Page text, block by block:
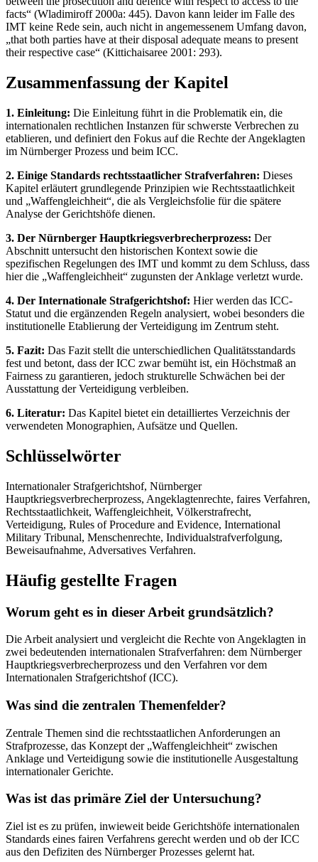
facts“ (Wladimiroff 2000a: 445). Davon kann leider im Falle des
IMT keine Rede sein, auch nicht in angemessenem Umfang davon,
„that both parties have at their disposal adequate means to present
their respective case“ (Kittichaisaree 2001: 293).
Zusammenfassung der Kapitel
1. Einleitung: Die Einleitung führt in die Problematik ein, die
internationalen rechtlichen Instanzen für schwerste Verbrechen zu
etablieren, und definiert den Fokus auf die Rechte der Angeklagten
im Nürnberger Prozess und beim ICC.
2. Einige Standards rechtsstaatlicher Strafverfahren: Dieses
Kapitel erläutert grundlegende Prinzipien wie Rechtsstaatlichkeit
und „Waffengleichheit“, die als Vergleichsfolie für die spätere
Analyse der Gerichtshöfe dienen.
3. Der Nürnberger Hauptkriegsverbrecherprozess: Der
Abschnitt untersucht den historischen Kontext sowie die
spezifischen Regelungen des IMT und kommt zu dem Schluss, dass
hier die „Waffengleichheit“ zugunsten der Anklage verletzt wurde.
4. Der Internationale Strafgerichtshof: Hier werden das ICC-
Statut und die ergänzenden Regeln analysiert, wobei besonders die
institutionelle Etablierung der Verteidigung im Zentrum steht.
5. Fazit: Das Fazit stellt die unterschiedlichen Qualitätsstandards
fest und betont, dass der ICC zwar bemüht ist, ein Höchstmaß an
Fairness zu garantieren, jedoch strukturelle Schwächen bei der
Ausstattung der Verteidigung verbleiben.
6. Literatur: Das Kapitel bietet ein detailliertes Verzeichnis der
verwendeten Monographien, Aufsätze und Quellen.
Schlüsselwörter
Internationaler Strafgerichtshof, Nürnberger
Hauptkriegsverbrecherprozess, Angeklagtenrechte, faires Verfahren,
Rechtsstaatlichkeit, Waffengleichheit, Völkerstrafrecht,
Verteidigung, Rules of Procedure and Evidence, International
Military Tribunal, Menschenrechte, Individualstrafverfolgung,
Beweisaufnahme, Adversatives Verfahren.
Häufig gestellte Fragen
Worum geht es in dieser Arbeit grundsätzlich?
Die Arbeit analysiert und vergleicht die Rechte von Angeklagten in
zwei bedeutenden internationalen Strafverfahren: dem Nürnberger
Hauptkriegsverbrecherprozess und den Verfahren vor dem
Internationalen Strafgerichtshof (ICC).
Was sind die zentralen Themenfelder?
Zentrale Themen sind die rechtsstaatlichen Anforderungen an
Strafprozesse, das Konzept der „Waffengleichheit“ zwischen
Anklage und Verteidigung sowie die institutionelle Ausgestaltung
internationaler Gerichte.
Was ist das primäre Ziel der Untersuchung?
Ziel ist es zu prüfen, inwieweit beide Gerichtshöfe internationalen
Standards eines fairen Verfahrens gerecht werden und ob der ICC
aus den Defiziten des Nürnberger Prozesses gelernt hat.